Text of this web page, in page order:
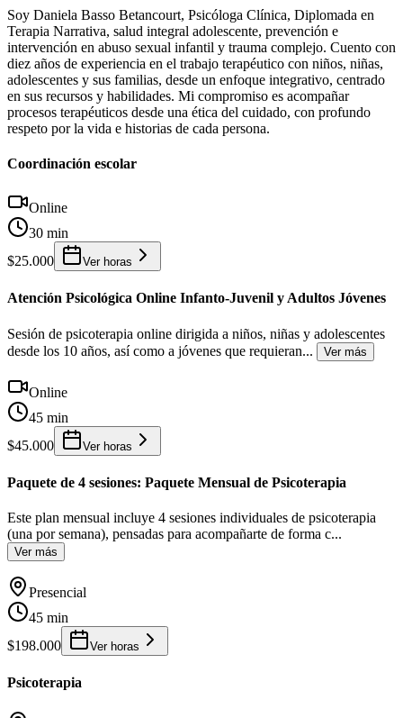
Soy Daniela Basso Betancourt, Psicóloga Clínica, Diplomada en
Terapia Narrativa, salud integral adolescente, prevención e
intervención en abuso sexual infantil y trauma complejo. Cuento con
diez años de experiencia en el trabajo terapéutico con niños, niñas,
adolescentes y sus familias, desde un enfoque integrativo, centrado
en sus recursos y habilidades. Mi compromiso es acompañar
procesos terapéuticos desde una ética del cuidado, con profundo
respeto por la vida e historias de cada persona.
Coordinación escolar
Online
30 min
$25.000
Ver horas
Atención Psicológica Online Infanto-Juvenil y Adultos Jóvenes
Sesión de psicoterapia online dirigida a niños, niñas y adolescentes
desde los 10 años, así como a jóvenes que requieran... Ver más
Online
45 min
$45.000
Ver horas
Paquete de 4 sesiones: Paquete Mensual de Psicoterapia
Este plan mensual incluye 4 sesiones individuales de psicoterapia
(una por semana), pensadas para acompañarte de forma c...
Ver más
Presencial
45 min
$198.000
Ver horas
Psicoterapia